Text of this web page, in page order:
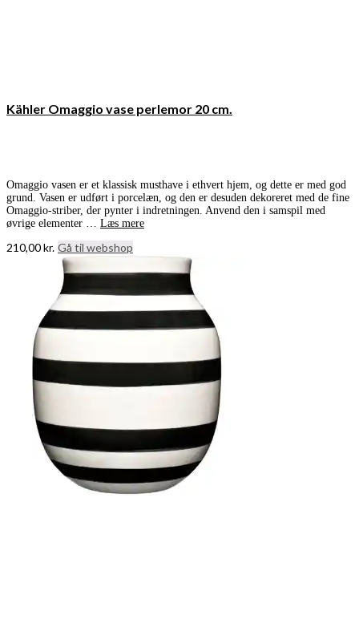
Kähler Omaggio vase perlemor 20 cm.
Omaggio vasen er et klassisk musthave i ethvert hjem, og dette er med god
grund. Vasen er udført i porcelæn, og den er desuden dekoreret med de fine
Omaggio-striber, der pynter i indretningen. Anvend den i samspil med
øvrige elementer … Læs mere
210,00kr. Gå til webshop